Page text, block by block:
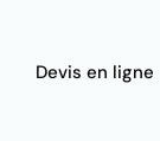
Devis en ligne